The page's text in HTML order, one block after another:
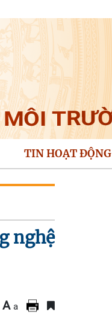
TIN HOẠT ĐỘNG
nghệ
A a